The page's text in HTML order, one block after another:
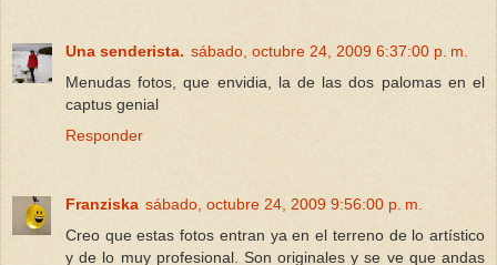
Una senderista. sábado, octubre 24, 2009 6:37:00 p. m.
Menudas fotos, que envidia, la de las dos palomas en el
captus genial
Responder
Franziska sábado, octubre 24, 2009 9:56:00 p. m.
Creo que estas fotos entran ya en el terreno de lo artístico
y de lo muy profesional. Son originales y se ve que andas